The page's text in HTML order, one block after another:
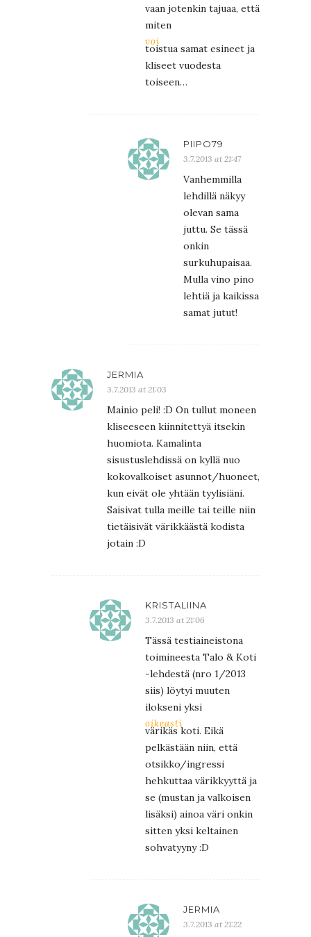
vaan jotenkin tajuaa, että
miten
voi
toistua samat esineet ja
kliseet vuodesta
toiseen…
PIIPO79
3.7.2013 at 21:47
Vanhemmilla
lehdillä näkyy
olevan sama
juttu. Se tässä
onkin
surkuhupaisaa.
Mulla vino pino
lehtiä ja kaikissa
samat jutut!
JERMIA
3.7.2013 at 21:03
Mainio peli! :D On tullut moneen
kliseeseen kiinnitettyä itsekin
huomiota. Kamalinta
sisustuslehdissä on kyllä nuo
kokovalkoiset asunnot/huoneet,
kun eivät ole yhtään tyylisiäni.
Saisivat tulla meille tai teille niin
tietäisivät värikkäästä kodista
jotain :D
KRISTALIINA
3.7.2013 at 21:06
Tässä testiaineistona
toimineesta Talo & Koti
-lehdestä (nro 1/2013
siis) löytyi muuten
ilokseni yksi
oikeasti
värikäs koti. Eikä
pelkästään niin, että
otsikko/ingressi
hehkuttaa värikkyyttä ja
se (mustan ja valkoisen
lisäksi) ainoa väri onkin
sitten yksi keltainen
sohvatyyny :D
JERMIA
3.7.2013 at 21:22